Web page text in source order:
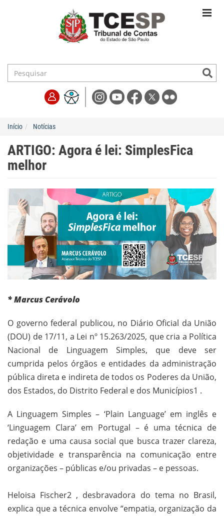
Início Notícias
ARTIGO: Agora é lei: SimplesFica
melhor
* Marcus Cerávolo
O governo federal publicou, no Diário Oficial da União
(DOU) de 17/11, a Lei nº 15.263/2025, que cria a Política
Nacional de Linguagem Simples, que deve ser
cumprida pelos órgãos e entidades da administração
pública direta e indireta de todos os Poderes da União,
dos Estados, do Distrito Federal e dos Municípios1 .
A Linguagem Simples – ‘Plain Language’ em inglês e
‘Linguagem Clara’ em Portugal – é uma técnica de
redação e uma causa social que busca trazer clareza,
objetividade e transparência na comunicação entre
organizações – públicas e/ou privadas – e pessoas.
Heloisa Fischer2 , desbravadora do tema no Brasil,
explica que a técnica envolve “empatia, organização da